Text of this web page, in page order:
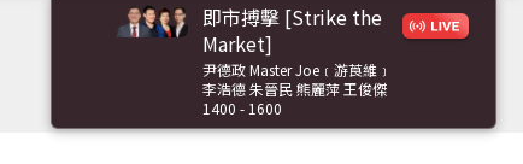
即市搏擊 [Strike the
Market]
尹德政 Master Joe﹝游莨維﹞
李浩德 朱晉民 熊麗萍 王俊傑
1400 - 1600